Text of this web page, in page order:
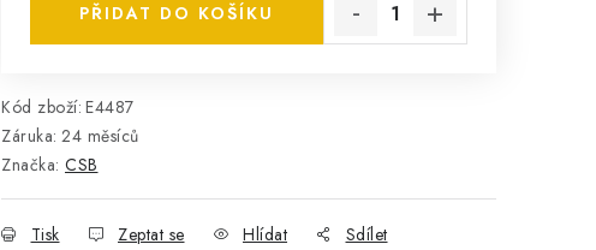
PŘIDAT DO KOŠÍKU
Kód zboží: E4487
Záruka: 24 měsíců
Značka: CSB
Tisk Zeptat se Hlídat Sdílet